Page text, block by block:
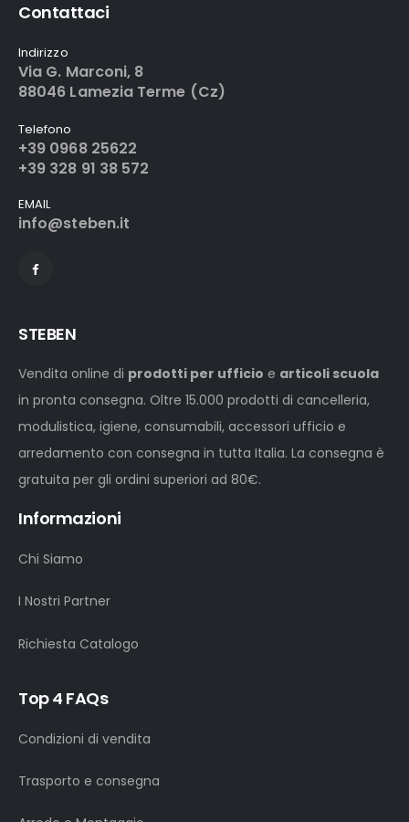
Contattaci
Indirizzo
Via G. Marconi, 8
88046 Lamezia Terme (Cz)
Telefono
+39 0968 25622
+39 328 91 38 572
EMAIL
info@steben.it
STEBEN
Vendita online di prodotti per ufficio e articoli scuola
in pronta consegna. Oltre 15.000 prodotti di cancelleria,
modulistica, igiene, consumabili, accessori ufficio e
arredamento con consegna in tutta Italia. La consegna è
gratuita per gli ordini superiori ad 80€.
Informazioni
Chi Siamo
I Nostri Partner
Richiesta Catalogo
Top 4 FAQs
Condizioni di vendita
Trasporto e consegna